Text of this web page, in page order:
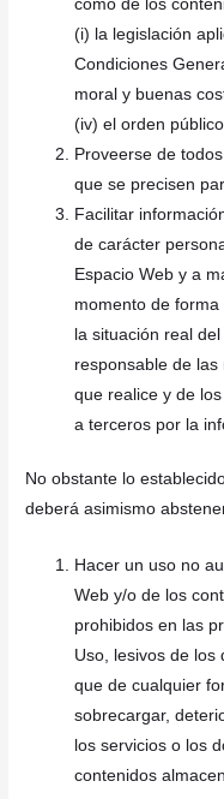
como de los
(i) la legislación
Condiciones
moral y buenas
(iv) el orden público.
Proveerse de
que se precisen
Facilitar
de carácter
Espacio Web y a
momento de
la situación real
responsable de
que realice y de
a terceros por la
No obstante lo
deberá asimismo
Hacer un uso no
Web y/o de los
prohibidos en las
Uso, lesivos de los
que de cualquier
sobrecargar,
los servicios o los
contenidos